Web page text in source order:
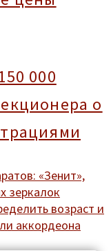
000
о
«Зенит»,
зеркалок
возраст и
аккордеона